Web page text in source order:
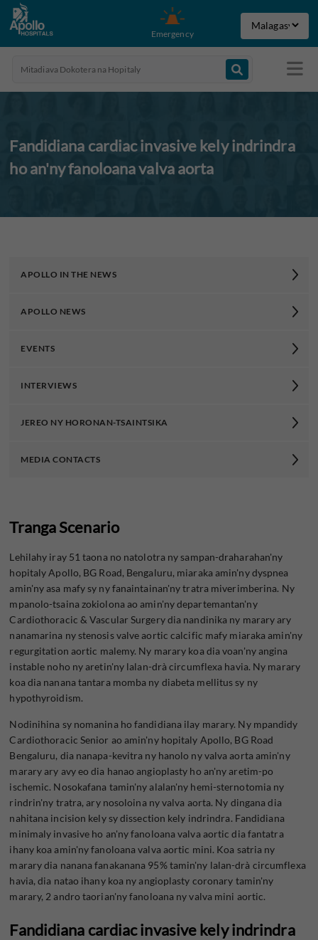
Emergency
Fandidiana cardiac invasive kely indrindra
ho an'ny fanoloana valva aorta
APOLLO IN THE NEWS
APOLLO NEWS
EVENTS
INTERVIEWS
JEREO NY HORONAN-TSAINTSIKA
MEDIA CONTACTS
Tranga Scenario
Lehilahy iray 51 taona no natolotra ny sampan-draharahan'ny
hopitaly Apollo, BG Road, Bengaluru, miaraka amin'ny dyspnea
amin'ny asa mafy sy ny fanaintainan'ny tratra miverimberina. Ny
mpanolo-tsaina zokiolona ao amin'ny departemantan'ny
Cardiothoracic & Vascular Surgery dia nandinika ny marary ary
nanamarina ny stenosis valve aortic calcific mafy miaraka amin'ny
regurgitation aortic malemy. Ny marary koa dia voan'ny angina
instable noho ny aretin'ny lalan-drà circumflexa havia. Ny marary
koa dia nanana tantara momba ny diabeta mellitus sy ny
hypothyroidism.
Nodinihina sy nomanina ho fandidiana ilay marary. Ny mpandidy
Cardiothoracic Senior ao amin'ny hopitaly Apollo, BG Road
Bengaluru, dia nanapa-kevitra ny hanolo ny valva aorta amin'ny
marary ary avy eo dia hanao angioplasty ho an'ny aretim-po
ischemic. Nosokafana tamin'ny alalan'ny hemi-sternotomia ny
rindrin'ny tratra, ary nosoloina ny valva aorta. Ny dingana dia
nahitana incision kely sy dissection kely indrindra. Fandidiana
minimaly invasive ho an'ny fanoloana valva aortic dia fantatra
ihany koa amin'ny fanoloana valva aortic mini. Koa satria ny
marary dia nanana fanakanana 95% tamin'ny lalan-drà circumflexa
havia, dia natao ihany koa ny angioplasty coronary tamin'ny
marary, 2 andro taorian'ny fanoloana ny valva mini aortic.
Fandidiana cardiac invasive kely indrindra